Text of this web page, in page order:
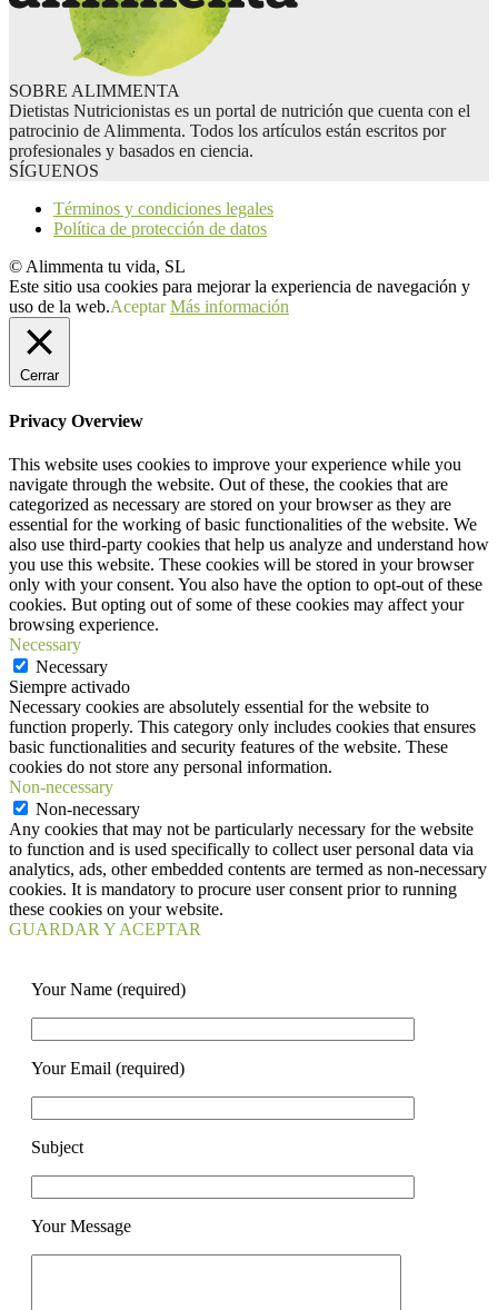
SOBRE ALIMMENTA
Dietistas Nutricionistas es un portal de nutrición que cuenta con el
patrocinio de Alimmenta. Todos los artículos están escritos por
profesionales y basados en ciencia.
SÍGUENOS
Términos y condiciones legales
Política de protección de datos
© Alimmenta tu vida, SL
Este sitio usa cookies para mejorar la experiencia de navegación y
uso de la web.Aceptar Más información
Cerrar
Privacy Overview
This website uses cookies to improve your experience while you
navigate through the website. Out of these, the cookies that are
categorized as necessary are stored on your browser as they are
essential for the working of basic functionalities of the website. We
also use third-party cookies that help us analyze and understand how
you use this website. These cookies will be stored in your browser
only with your consent. You also have the option to opt-out of these
cookies. But opting out of some of these cookies may affect your
browsing experience.
Necessary
Necessary
Siempre activado
Necessary cookies are absolutely essential for the website to
function properly. This category only includes cookies that ensures
basic functionalities and security features of the website. These
cookies do not store any personal information.
Non-necessary
Non-necessary
Any cookies that may not be particularly necessary for the website
to function and is used specifically to collect user personal data via
analytics, ads, other embedded contents are termed as non-necessary
cookies. It is mandatory to procure user consent prior to running
these cookies on your website.
GUARDAR Y ACEPTAR
Your Name (required)
Your Email (required)
Subject
Your Message